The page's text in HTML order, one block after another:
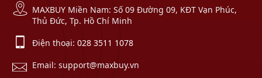
MAXBUY Miền Nam: Số 09 Đường 09, KĐT Vạn Phúc,
Thủ Đức, Tp. Hồ Chí Minh
Điện thoại: 028 3511 1078
Email: support@maxbuy.vn